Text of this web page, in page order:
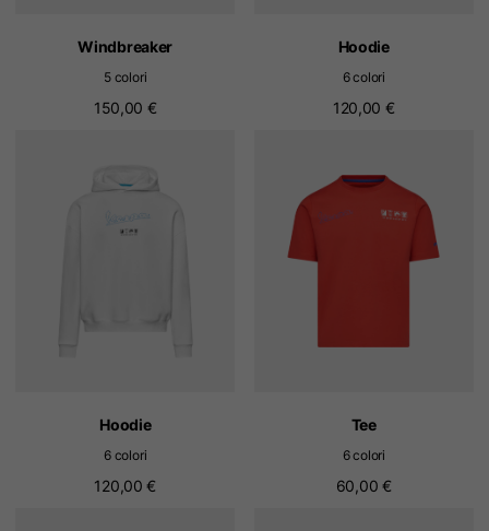
Windbreaker
5 colori
150,00 €
Hoodie
6 colori
120,00 €
Hoodie
6 colori
120,00 €
Tee
6 colori
60,00 €